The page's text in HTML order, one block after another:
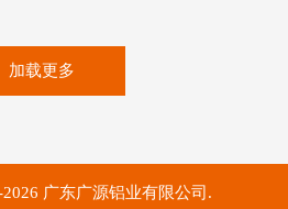
加载更多
广东广源铝业有限公司.